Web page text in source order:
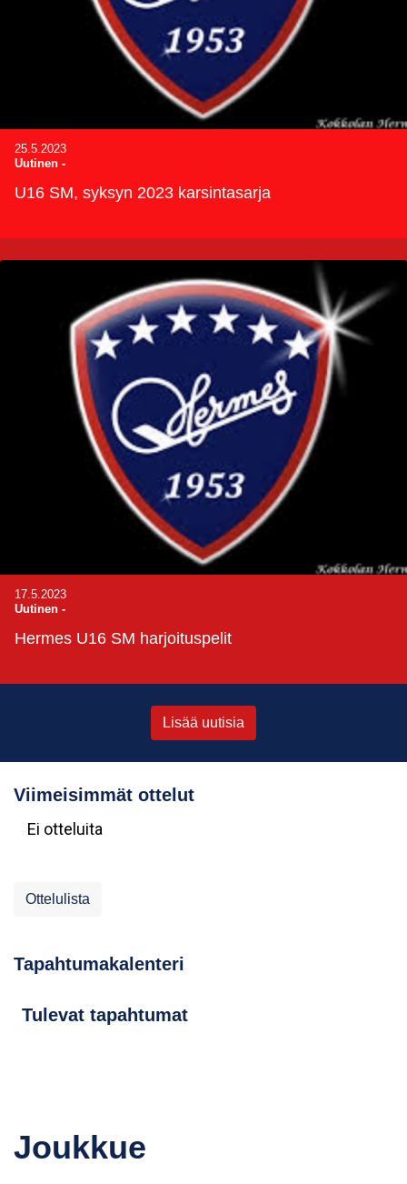
25.5.2023
Uutinen -
U16 SM, syksyn 2023 karsintasarja
17.5.2023
Uutinen -
Hermes U16 SM harjoituspelit
Lisää uutisia
Viimeisimmät ottelut
Ei otteluita
Ottelulista
Tapahtumakalenteri
Tulevat tapahtumat
Joukkue